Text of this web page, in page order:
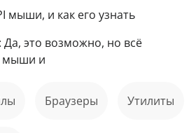
мыши, и как его узнать
: Да, это возможно, но всё
мыши и
Браузеры Утилиты